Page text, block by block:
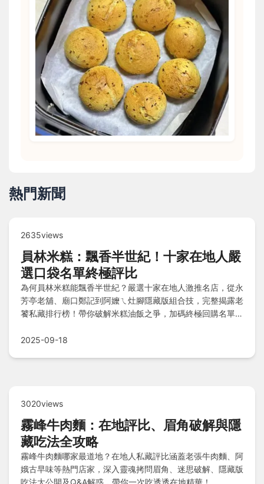
熱門新聞
2635views
員林米糕：飄香半世紀！十家在地人嚴
選口袋名單終極評比
為何員林米糕能飄香半世紀？嚴選十家在地人激推名店，從永
芳亭老舖、廟口鄭記到阿嬤ㄟ灶腳隱藏版組合技，完整揭露老
饕私藏排行榜！帶你破解米糕油飯之爭，加碼終極回購名單與
2025-09-18
3020views
霧峰牛肉麵：在地評比、眉角破解與隱
藏吃法全攻略
霧峰牛肉麵哪家最道地？在地人私藏評比涵蓋老張牛肉麵、阿
娥古早味等熱門店家，深入靈魂拷問眉角、迷思破解、隱藏版